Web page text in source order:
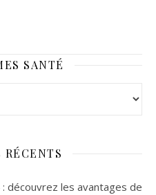
SANTÉ
découvrez les avantages de